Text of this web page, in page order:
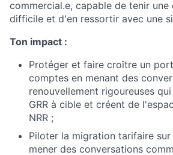
commercial.e, capable de tenir une
difficile et d'en ressortir avec une
Ton impact :
Protéger et faire croître un
comptes en menant des
renouvellement rigoureuses
GRR à cible et créent de
NRR ;
Piloter la migration tarifaire
mener des conversations